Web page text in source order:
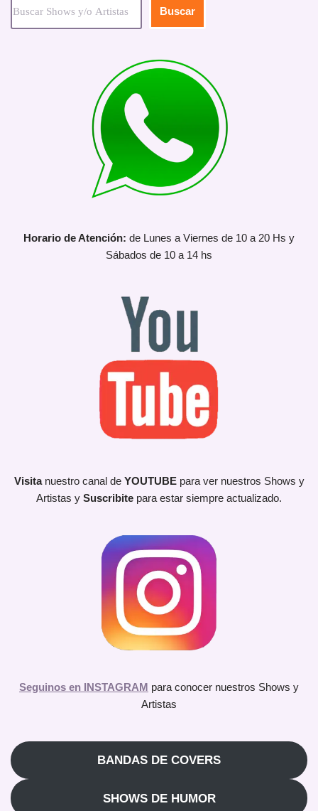
Buscar
Horario de Atención: de Lunes a Viernes de 10 a 20 Hs y
Sábados de 10 a 14 hs
Visita nuestro canal de YOUTUBEpara ver nuestros Shows y
Artistas y Suscribite para estar siempre actualizado.
Seguinos en INSTAGRAM para conocer nuestros Shows y
Artistas
BANDAS DE COVERS
SHOWS DE HUMOR